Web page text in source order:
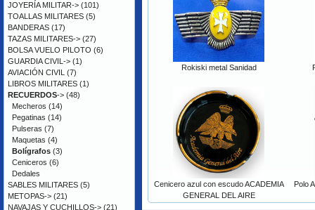
Rokiski metal Sanidad
Cenicero azul con escudo ACADEMIA
GENERAL DEL AIRE
Polo
JOYERÍA MILITAR-> (101)
TOALLAS MILITARES (5)
BANDERAS (17)
TAZAS MILITARES-> (27)
BOLSA VUELO PILOTO (6)
GUARDIA CIVIL-> (1)
AVIACIÓN CIVIL (7)
LIBROS MILITARES (1)
RECUERDOS-> (48)
Mecheros (14)
Pegatinas (14)
Pulseras (7)
Maquetas (4)
Bolígrafos (3)
Ceniceros (6)
Dedales
SABLES MILITARES (5)
METOPAS-> (21)
NAVAJAS Y CUCHILLOS-> (21)